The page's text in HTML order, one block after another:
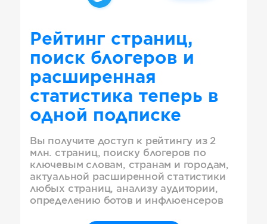
Рейтинг страниц,
поиск блогеров и
расширенная
статистика теперь в
одной подписке
Вы получите доступ к рейтингу из 2
млн. страниц, поиску блогеров по
ключевым словам, странам и городам,
актуальной расширенной статистики
любых страниц, анализу аудитории,
определению ботов и инфлюенсеров